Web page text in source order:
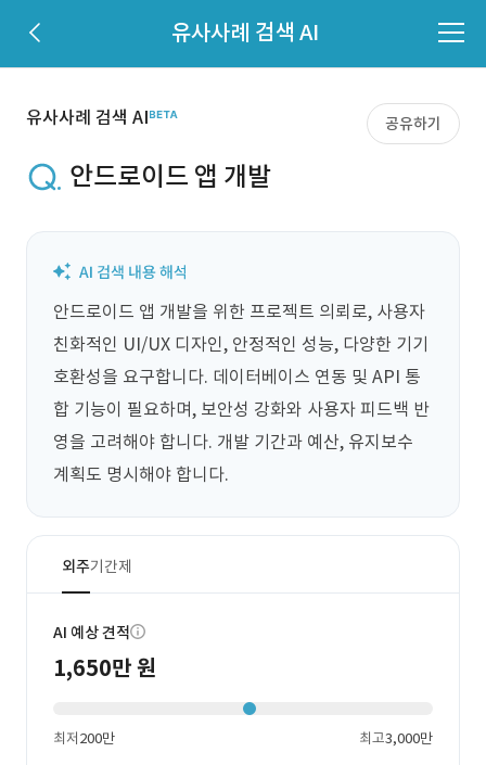
유사사례 검색 AI
유사사례 검색 AI 공유하기
안드로이드 앱 개발
안드로이드 앱 개발을 위한 프로젝트 의뢰로, 사용자
친화적인 UI/UX 디자인, 안정적인 성능, 다양한 기기
호환성을 요구합니다. 데이터베이스 연동 및 API 통
합 기능이 필요하며, 보안성 강화와 사용자 피드백 반
영을 고려해야 합니다. 개발 기간과 예산, 유지보수
계획도 명시해야 합니다.
외주기간제
AI 예상 견적
1,650만 원
최저200만 최고3,000만